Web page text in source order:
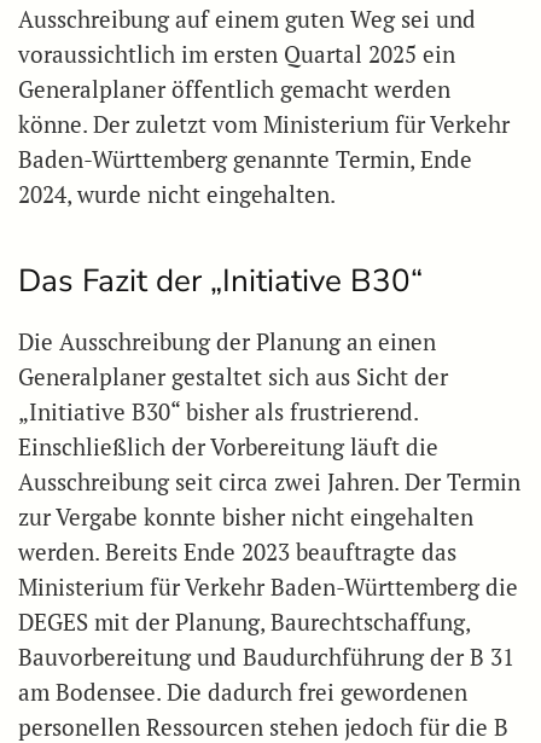
Ausschreibung auf einem guten Weg sei und
voraussichtlich im ersten Quartal 2025 ein
Generalplaner öffentlich gemacht werden
könne. Der zuletzt vom Ministerium für Verkehr
Baden-Württemberg genannte Termin, Ende
2024, wurde nicht eingehalten.
Das Fazit der „Initiative B30“
Die Ausschreibung der Planung an einen
Generalplaner gestaltet sich aus Sicht der
„Initiative B30“ bisher als frustrierend.
Einschließlich der Vorbereitung läuft die
Ausschreibung seit circa zwei Jahren. Der Termin
zur Vergabe konnte bisher nicht eingehalten
werden. Bereits Ende 2023 beauftragte das
Ministerium für Verkehr Baden-Württemberg die
DEGES mit der Planung, Baurechtschaffung,
Bauvorbereitung und Baudurchführung der B 31
am Bodensee. Die dadurch frei gewordenen
personellen Ressourcen stehen jedoch für die B